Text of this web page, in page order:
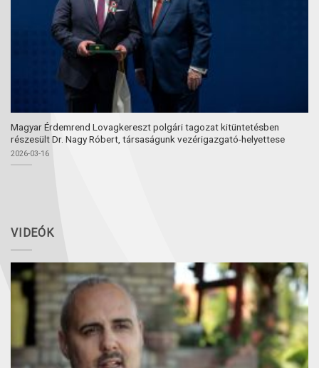
Magyar Érdemrend Lovagkereszt polgári tagozat kitüntetésben
részesült Dr. Nagy Róbert, társaságunk vezérigazgató-helyettese
2026-03-16
VIDEÓK